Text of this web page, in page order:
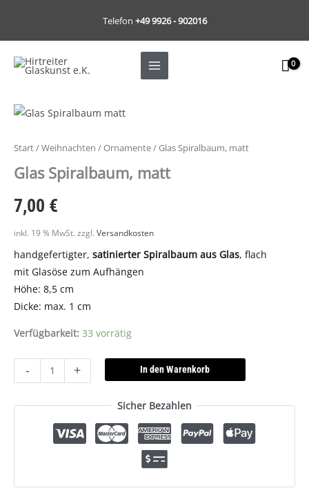
springen
Telefon +49 9926 - 902016
Start/Weihnachten /Ornamente/ Glas Spiralbaum, matt
Glas Spiralbaum, matt
7,00 €
inkl. 19 % MwSt. zzgl. Versandkosten
handgefertigter, satinierter Spiralbaum aus Glas, flach
mit Glasöse zum Aufhängen
Höhe: 8,5 cm
Dicke: max. 1 cm
Verfügbarkeit: 33 vorrätig
-
Glas
matt
Menge
+ In den Warenkorb
Sicher Bezahlen